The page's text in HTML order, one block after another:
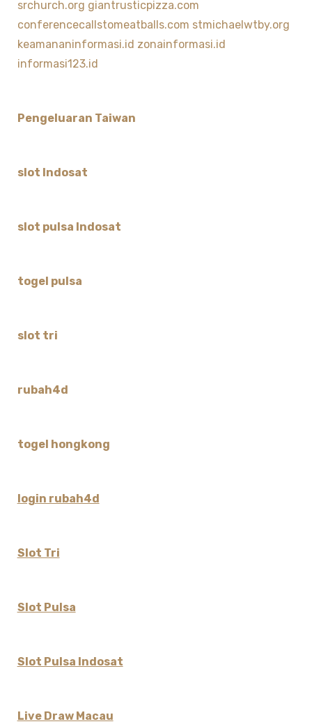
srchurch.org giantrusticpizza.com
conferencecallstomeatballs.com stmichaelwtby.org
keamananinformasi.id zonainformasi.id
informasi123.id
Pengeluaran Taiwan
slot Indosat
slot pulsa Indosat
togel pulsa
slot tri
rubah4d
togel hongkong
login rubah4d
Slot Tri
Slot Pulsa
Slot Pulsa Indosat
Live Draw Macau